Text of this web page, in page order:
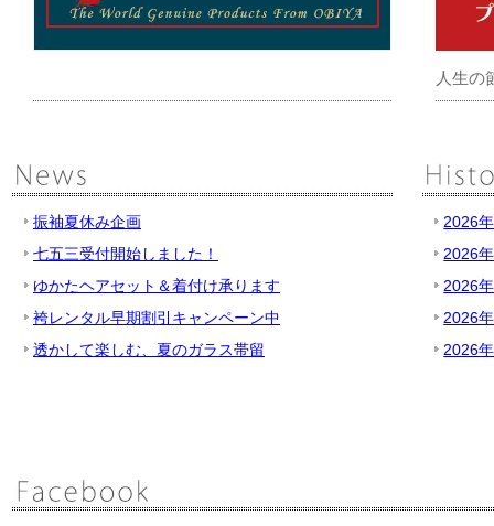
人生の
振袖夏休み企画
七五三受付開始しました！
ゆかたヘアセット＆着付け承ります
袴レンタル早期割引キャンペーン中
透かして楽しむ、夏のガラス帯留
2026
2026
2026
2026
2026